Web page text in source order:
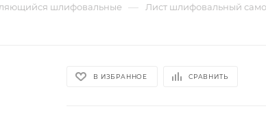
шлифовальные — Лист шлифовальный
В ИЗБРАННОЕ СРАВНИТЬ